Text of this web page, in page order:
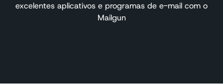
excelentes aplicativos e programas de e-mail com o
Mailgun